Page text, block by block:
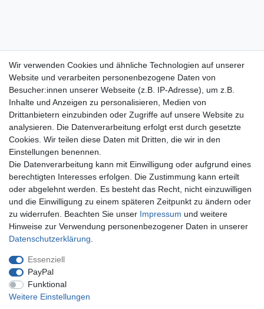
Sie haben Fragen? Wir antworten!
+49 (0)750 294 115 0
Newsletter abonnieren
und keine Angebote verpassen
Schnell & sicher bestellen
SSL-verschlüsselte Zahlungsabwicklung
Mehr über...
Widerrufs­recht
Datenschutz
AGB
Impressum
Vertrag widerrufen
Wir verwenden Cookies und ähnliche Technologien auf unserer
Website und verarbeiten personenbezogene Daten von
Besucher:innen unserer Webseite (z.B. IP-Adresse), um z.B.
Inhalte und Anzeigen zu personalisieren, Medien von
Drittanbietern einzubinden oder Zugriffe auf unsere Website zu
analysieren. Die Datenverarbeitung erfolgt erst durch gesetzte
Cookies. Wir teilen diese Daten mit Dritten, die wir in den
Einstellungen benennen.
Die Datenverarbeitung kann mit Einwilligung oder aufgrund eines
berechtigten Interesses erfolgen. Die Zustimmung kann erteilt
oder abgelehnt werden. Es besteht das Recht, nicht einzuwilligen
und die Einwilligung zu einem späteren Zeitpunkt zu ändern oder
zu widerrufen. Beachten Sie unser Impressum und weitere
Hinweise zur Verwendung personenbezogener Daten in unserer
Daten­schutz­erklärung
Essenziell
PayPal
Funktional
Weitere Einstellungen